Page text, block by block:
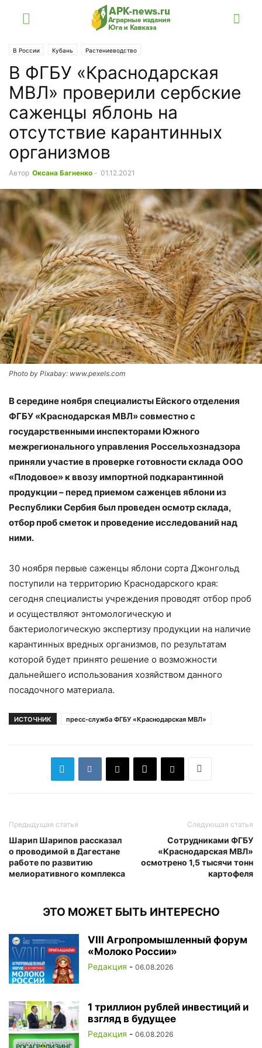
В России Кубань Растениеводство
В ФГБУ «Краснодарская
МВЛ» проверили сербские
саженцы яблонь на
отсутствие карантинных
организмов
Автор Оксана Багненко - 01.12.2021
Photo by Pixabay: www.pexels.com
В середине ноября специалисты Ейского отделения
ФГБУ «Краснодарская МВЛ» совместно с
государственными инспекторами Южного
межрегионального управления Россельхознадзора
приняли участие в проверке готовности склада ООО
«Плодовое» к ввозу импортной подкарантинной
продукции – перед приемом саженцев яблони из
Республики Сербия был проведен осмотр склада,
отбор проб сметок и проведение исследований над
ними.
30 ноября первые саженцы яблони сорта Джонгольд
поступили на территорию Краснодарского края:
сегодня специалисты учреждения проводят отбор проб
и осуществляют энтомологическую и
бактериологическую экспертизу продукции на наличие
карантинных вредных организмов, по результатам
которой будет принято решение о возможности
дальнейшего использования хозяйством данного
посадочного материала.
ИСТОЧНИК пресс-служба ФГБУ «Краснодарская МВЛ»
Предыдущая статья
Шарип Шарипов рассказал
о проводимой в Дагестане
работе по развитию
мелиоративного комплекса
Следующая статья
Сотрудниками ФГБУ
«Краснодарская МВЛ»
осмотрено 1,5 тысячи тонн
картофеля
ЭТО МОЖЕТ БЫТЬ ИНТЕРЕСНО
VIII Агропромышленный форум
«Молоко России»
Редакция - 06.08.2026
1 триллион рублей инвестиций и
взгляд в будущее
Редакция - 06.08.2026